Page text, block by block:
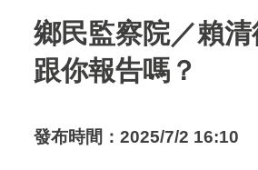
鄉民監察院／賴
跟你報告嗎？
發布時間：2025/7/2 16:10